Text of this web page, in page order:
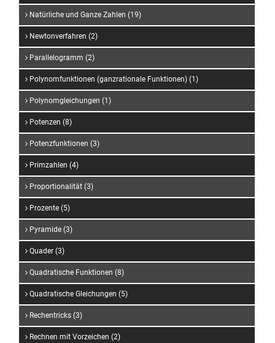
Natürliche und Ganze Zahlen (19)
Newtonverfahren (2)
Parallelogramm (2)
Polynomfunktionen (ganzrationale Funktionen) (1)
Polynomgleichungen (1)
Potenzen (8)
Potenzfunktionen (3)
Primzahlen (4)
Proportionalität (3)
Prozente (5)
Pyramide (3)
Quader (3)
Quadratische Funktionen (8)
Quadratische Gleichungen (5)
Rechentricks (3)
Rechnen mit Vorzeichen (2)